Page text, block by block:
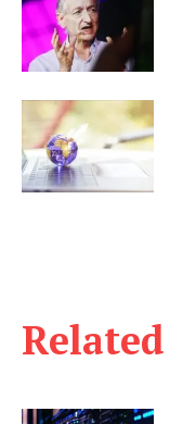
Related